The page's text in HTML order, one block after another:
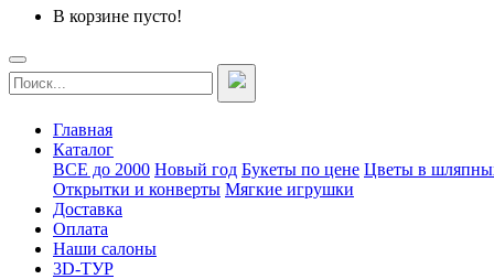
В корзине пусто!
Главная
Каталог
ВСЕ до 2000 Новый год Букеты по цене Цветы в
Открытки и конверты Мягкие игрушки
Доставка
Оплата
Наши салоны
3D-ТУР